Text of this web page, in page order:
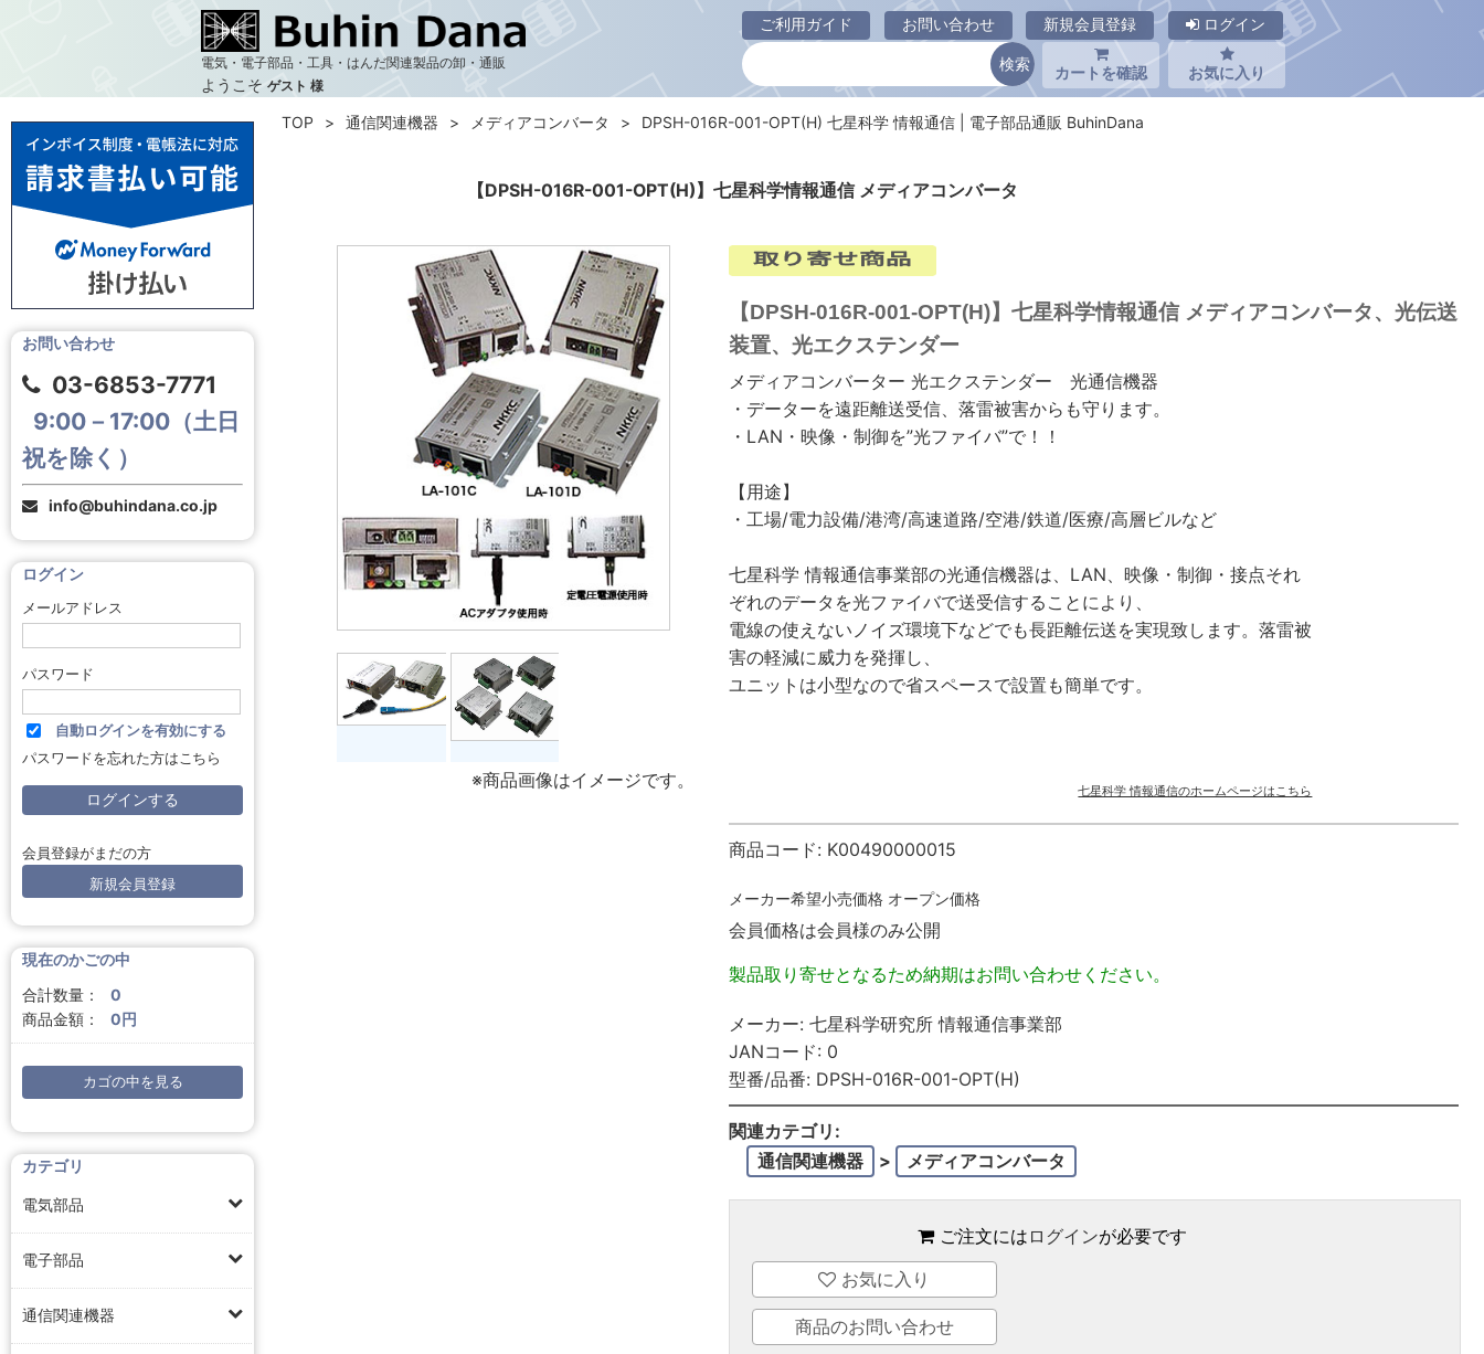
電気・電子部品・工具・はんだ関連製品の卸・通販
ようこそ ゲスト 様
ご利用ガイド お問い合わせ 新規会員登録 ログイン
カートを確認 お気に入り
【DPSH-016R-001-OPT(H)】七星科学情報通信 メディアコンバータ
お問い合わせ
03-6853-7771
9:00－17:00（土日
祝を除く）
info@buhindana.co.jp
ログイン
メールアドレス
パスワード
自動ログインを有効にする
パスワードを忘れた方はこちら
会員登録がまだの方
新規会員登録
現在のかごの中
合計数量：
0
商品金額：
0円
カゴの中を見る
カテゴリ
電気部品
電子部品
通信関連機器
TOP 通信関連機器 メディアコンバータ DPSH-016R-001-OPT(H) 七星科学 情報通信 | 電子部品通販 BuhinDana
※商品画像はイメージです。
【DPSH-016R-001-OPT(H)】七星科学情報通信 メディアコンバータ、光伝送
装置、光エクステンダー
メディアコンバーター 光エクステンダー 光通信機器
・データーを遠距離送受信、落雷被害からも守ります。
・LAN・映像・制御を”光ファイバ”で！！
【用途】
・工場/電力設備/港湾/高速道路/空港/鉄道/医療/高層ビルなど
七星科学 情報通信事業部の光通信機器は、LAN、映像・制御・接点それ
ぞれのデータを光ファイバで送受信することにより、
電線の使えないノイズ環境下などでも長距離伝送を実現致します。落雷被
害の軽減に威力を発揮し、
ユニットは小型なので省スペースで設置も簡単です。
七星科学 情報通信のホームページはこちら
商品コード: K00490000015
メーカー希望小売価格 オープン価格
会員価格は会員様のみ公開
製品取り寄せとなるため納期はお問い合わせください。
メーカー: 七星科学研究所 情報通信事業部
JANコード: 0
型番/品番: DPSH-016R-001-OPT(H)
関連カテゴリ:
通信関連機器
> メディアコンバータ
ご注文には ログインが必要です
お気に入り
商品のお問い合わせ